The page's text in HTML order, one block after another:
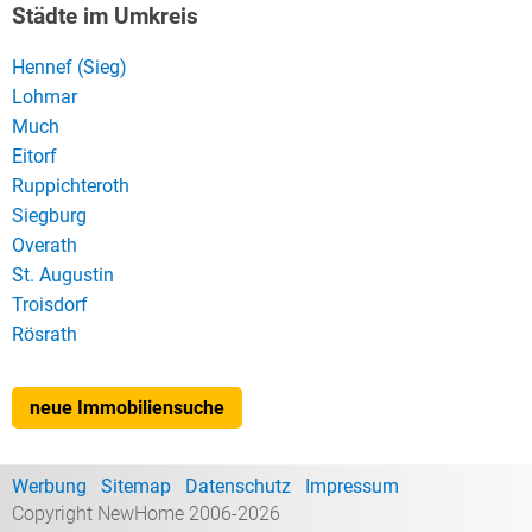
Städte im Umkreis
Hennef (Sieg)
Lohmar
Much
Eitorf
Ruppichteroth
Siegburg
Overath
St. Augustin
Troisdorf
Rösrath
neue Immobiliensuche
Werbung Sitemap Datenschutz
Impressum
Copyright NewHome 2006-2026